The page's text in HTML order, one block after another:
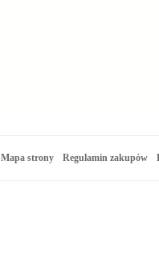
Mapa strony Regulamin zakupów